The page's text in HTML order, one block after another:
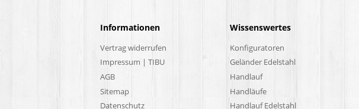
Informationen
Vertrag widerrufen
Impressum | TIBU
AGB
Sitemap
Datenschutz
Wissenswertes
Konfiguratoren
Geländer Edelstahl
Handlauf
Handläufe
Handlauf Edelstahl